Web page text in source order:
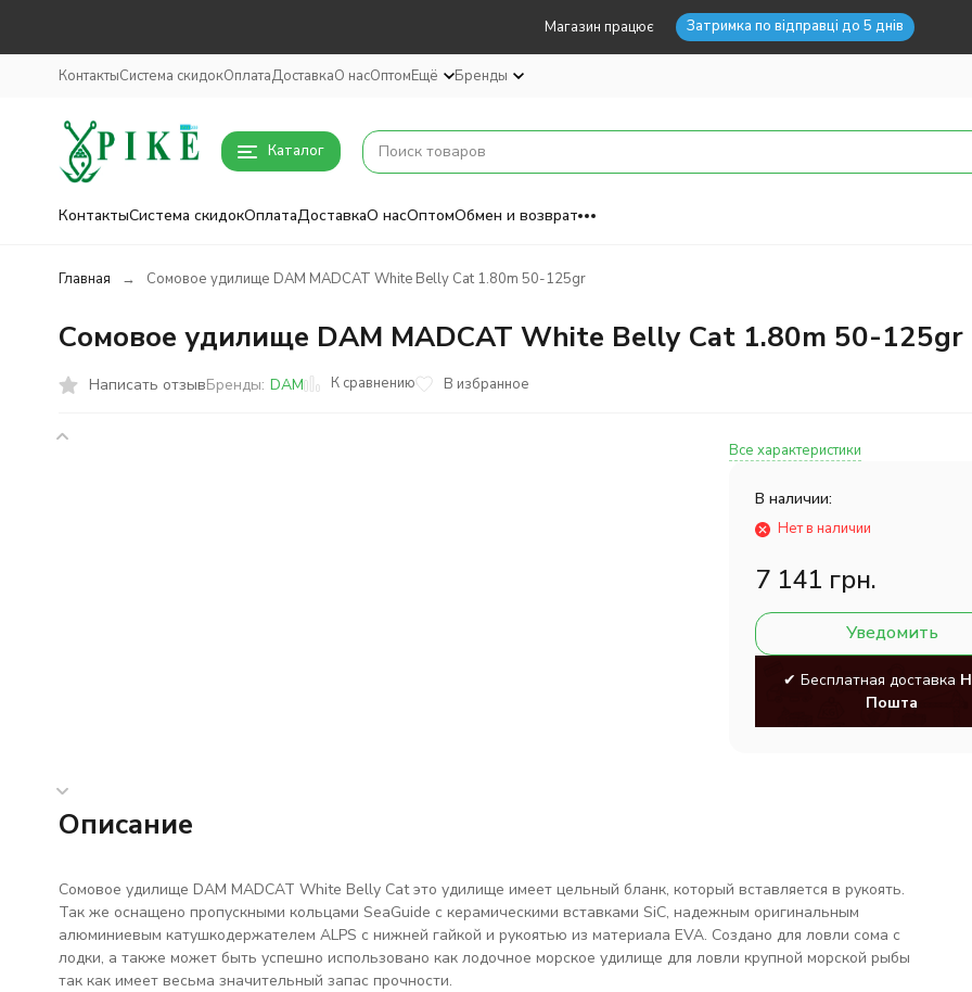
Магазин працює Затримка по відправці до 5 днів
КонтактыСистема скидокОплатаДоставкаО насОптомЕщё Бренды
Каталог
КонтактыСистема скидокОплатаДоставкаО насОптомОбмен и возврат
Главная Сомовое удилище DAM MADCAT White Belly Cat 1.80m 50-125gr
Сомовое удилище DAM MADCAT White Belly Cat 1.80m 50-125gr
Написать отзывБренды: DAM К сравнению В избранное
Все характеристики
В наличии:
Нет в наличии
7 141 грн.
Уведомить
✔ Бесплатная доставка
Пошта
Описание
Сомовое удилище DAM MADCAT White Belly Cat это удилище имеет цельный бланк, который вставляется в рукоять.
Так же оснащено пропускными кольцами SeaGuide с керамическими вставками SiC, надежным оригинальным
алюминиевым катушкодержателем ALPS с нижней гайкой и рукоятью из материала EVA. Создано для ловли сома с
лодки, а также может быть успешно использовано как лодочное морское удилище для ловли крупной морской рыбы
так как имеет весьма значительный запас прочности.